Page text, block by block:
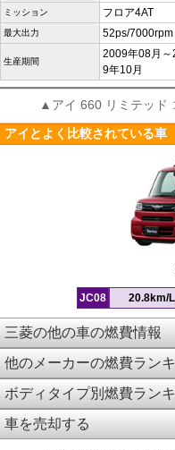
ミッション フロア4AT
最大出力 52ps/7000rpm
生産期間
2009年08月～
9年10月
▲アイ 660 リミテッド
アイとよく比較されている車
JC08 20.8km/L
三菱の他の車の燃費情報
他のメーカーの燃費ラン
ボディタイプ別燃費ラン
車を売却する